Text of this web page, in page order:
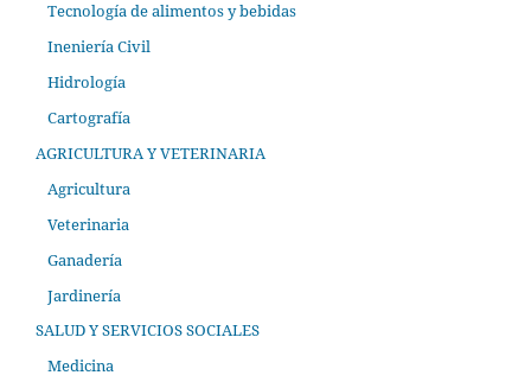
Tecnología de alimentos y bebidas
Ineniería Civil
Hidrología
Cartografía
AGRICULTURA Y VETERINARIA
Agricultura
Veterinaria
Ganadería
Jardinería
SALUD Y SERVICIOS SOCIALES
Medicina